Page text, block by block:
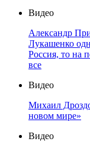
Видео
Александр
Лукашенко
Россия, то на
все
Видео
Михаил
новом мире»
Видео